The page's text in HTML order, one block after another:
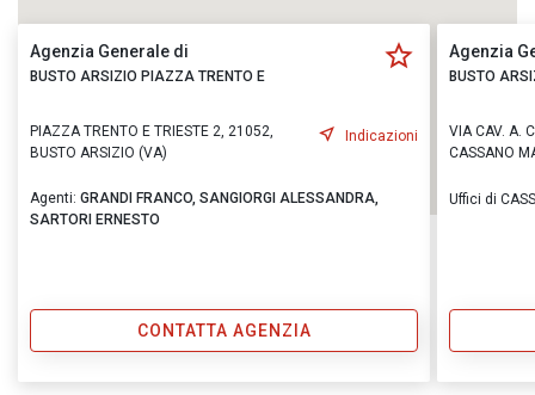
Agenzia Generale di
BUSTO ARSIZIO PIAZZA TRENTO E
PIAZZA TRENTO E TRIESTE 2, 21052,
BUSTO ARSIZIO (VA)
Indicazioni
Agenti: GRANDI FRANCO, SANGIORGI ALESSANDRA,
SARTORI ERNESTO
CONTATTA AGENZIA
Agenzia
BUSTO
VIA CAV. A.
CASSANO
Uffici di